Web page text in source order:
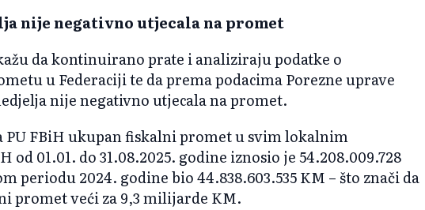
nije negativno utjecala na promet
da kontinuirano prate i analiziraju podatke o
u Federaciji te da prema podacima Porezne uprave
nije negativno utjecala na promet.
PU FBiH ukupan fiskalni promet u svim lokalnim
od 01.01. do 31.08.2025. godine iznosio je 54.208.009.728
periodu 2024. godine bio 44.838.603.535 KM – što znači da
promet veći za 9,3 milijarde KM.